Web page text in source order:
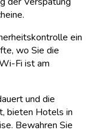
ein
wo Sie die
Fi ist am
und die
bieten Hotels in
Bewahren Sie